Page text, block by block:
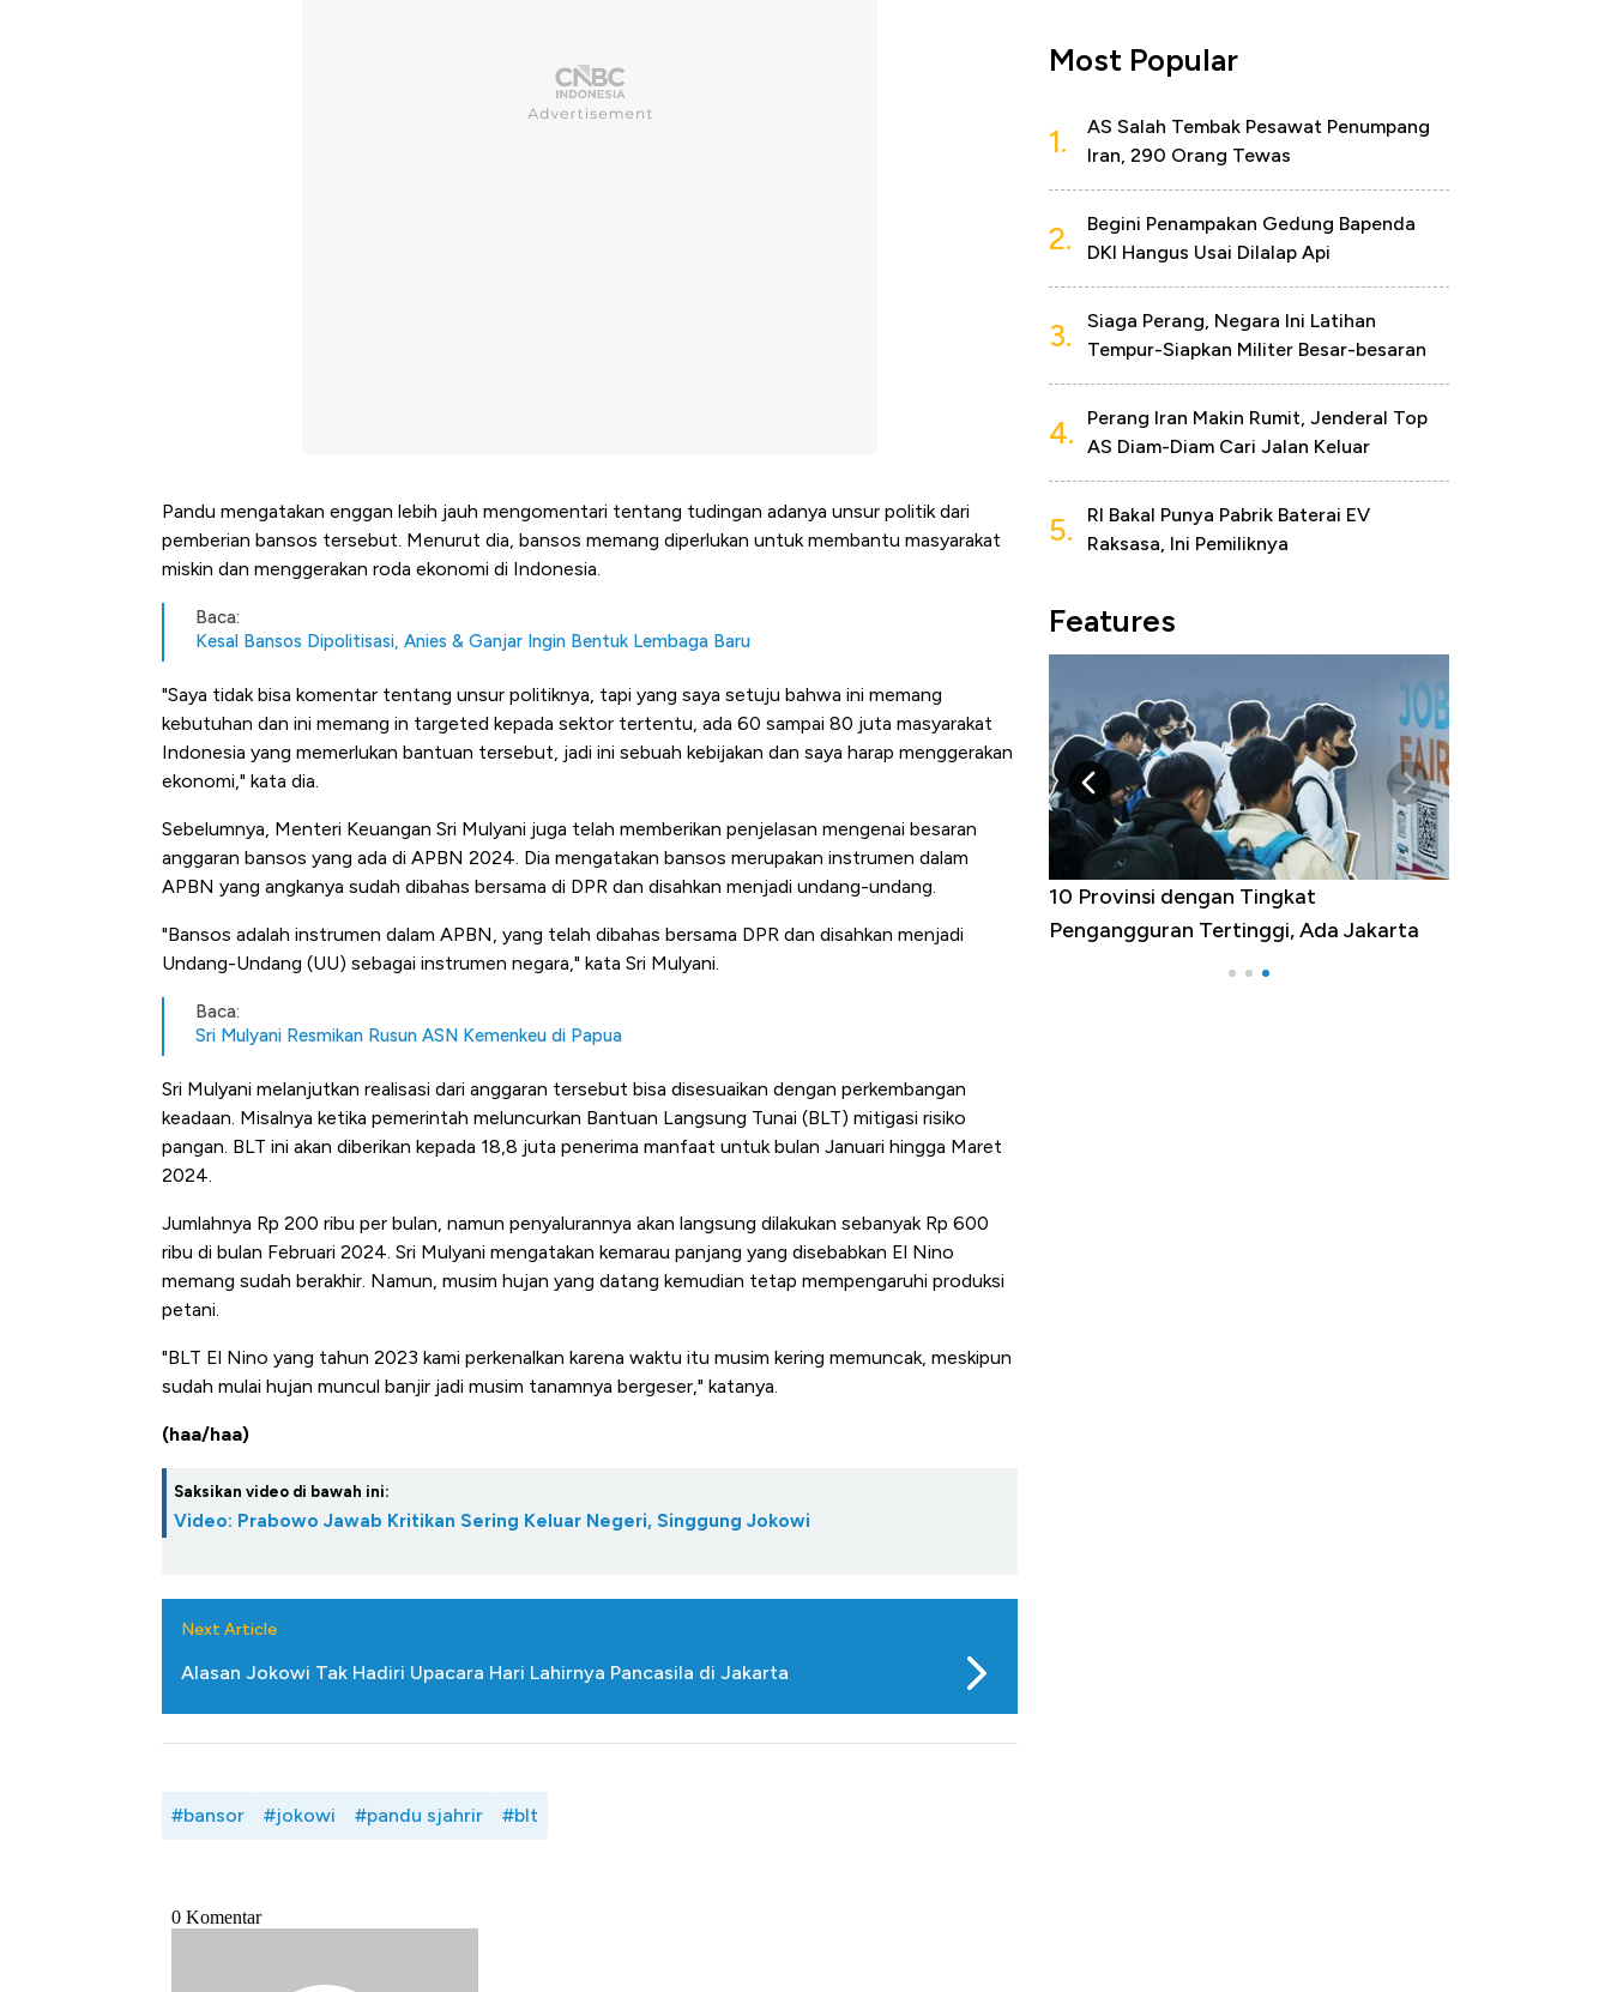
Pandu mengatakan enggan lebih jauh mengomentari tentang tudingan adanya unsur politik dari
pemberian bansos tersebut. Menurut dia, bansos memang diperlukan untuk membantu masyarakat
miskin dan menggerakan roda ekonomi di Indonesia.
Baca:
Kesal Bansos Dipolitisasi, Anies & Ganjar Ingin Bentuk Lembaga Baru
"Saya tidak bisa komentar tentang unsur politiknya, tapi yang saya setuju bahwa ini memang
kebutuhan dan ini memang in targeted kepada sektor tertentu, ada 60 sampai 80 juta masyarakat
Indonesia yang memerlukan bantuan tersebut, jadi ini sebuah kebijakan dan saya harap menggerakan
ekonomi," kata dia.
Sebelumnya, Menteri Keuangan Sri Mulyani juga telah memberikan penjelasan mengenai besaran
anggaran bansos yang ada di APBN 2024. Dia mengatakan bansos merupakan instrumen dalam
APBN yang angkanya sudah dibahas bersama di DPR dan disahkan menjadi undang-undang.
"Bansos adalah instrumen dalam APBN, yang telah dibahas bersama DPR dan disahkan menjadi
Undang-Undang (UU) sebagai instrumen negara," kata Sri Mulyani.
Baca:
Sri Mulyani Resmikan Rusun ASN Kemenkeu di Papua
Sri Mulyani melanjutkan realisasi dari anggaran tersebut bisa disesuaikan dengan perkembangan
keadaan. Misalnya ketika pemerintah meluncurkan Bantuan Langsung Tunai (BLT) mitigasi risiko
pangan. BLT ini akan diberikan kepada 18,8 juta penerima manfaat untuk bulan Januari hingga Maret
2024.
Jumlahnya Rp 200 ribu per bulan, namun penyalurannya akan langsung dilakukan sebanyak Rp 600
ribu di bulan Februari 2024. Sri Mulyani mengatakan kemarau panjang yang disebabkan El Nino
memang sudah berakhir. Namun, musim hujan yang datang kemudian tetap mempengaruhi produksi
petani.
"BLT El Nino yang tahun 2023 kami perkenalkan karena waktu itu musim kering memuncak, meskipun
sudah mulai hujan muncul banjir jadi musim tanamnya bergeser," katanya.
(haa/haa)
Saksikan video di bawah ini:
Video: Prabowo Jawab Kritikan Sering Keluar Negeri, Singgung Jokowi
Next Article
Alasan Jokowi Tak Hadiri Upacara Hari Lahirnya Pancasila di Jakarta
#bansor #jokowi #pandu sjahrir #blt
Most Popular
1.
AS Salah Tembak Pesawat Penumpang
Iran, 290 Orang Tewas
2.
Begini Penampakan Gedung Bapenda
DKI Hangus Usai Dilalap Api
3.
Siaga Perang, Negara Ini Latihan
Tempur-Siapkan Militer Besar-besaran
4.
Perang Iran Makin Rumit, Jenderal Top
AS Diam-Diam Cari Jalan Keluar
5.
RI Bakal Punya Pabrik Baterai EV
Raksasa, Ini Pemiliknya
Features
Kongo Tutup Keran Ekspor, Harga
Tembaga Terbang ke Zona Berbahaya
Adu Panas Kinerja Emiten Minyak RI,
Mana yang Cuannya Paling Menyala?
10 Provinsi dengan Tingkat
Pengangguran Tertinggi, Ada Jakarta